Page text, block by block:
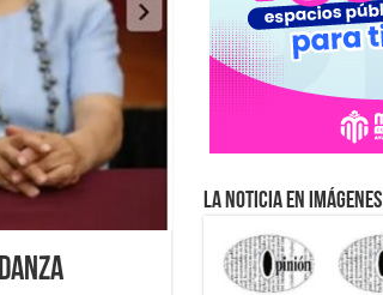
La Noticia en Imágenes